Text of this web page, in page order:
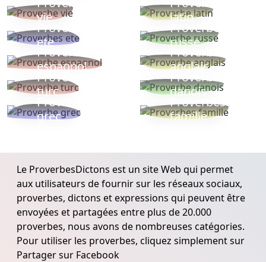
vie
latin
Proverbes
ete
Proverbe
russe
Proverbe
espagnol
Proverbe
anglais
Proverbe
turc
Proverbe
danois
Proverbe
grec
Proverbes
famille
Le ProverbesDictons est un site Web qui permet
aux utilisateurs de fournir sur les réseaux sociaux,
proverbes, dictons et expressions qui peuvent être
envoyées et partagées entre plus de 20.000
proverbes, nous avons de nombreuses catégories.
Pour utiliser les proverbes, cliquez simplement sur
Partager sur Facebook